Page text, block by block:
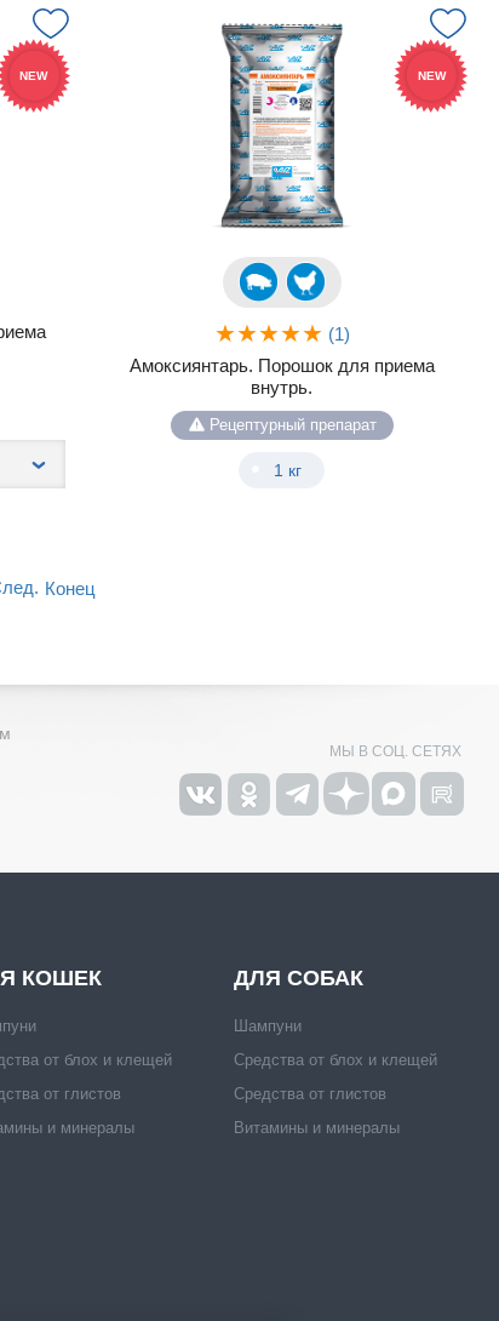
NEW NEW
(1)
Амоксиянтарь. Порошок для приема
внутрь.
Рецептурный препарат
1 кг
Конец
МЫ В СОЦ. СЕТЯХ
КОШЕК
от блох и клещей
от глистов
и минералы
ДЛЯ СОБАК
Шампуни
Средства от блох и клещей
Средства от глистов
Витамины и минералы